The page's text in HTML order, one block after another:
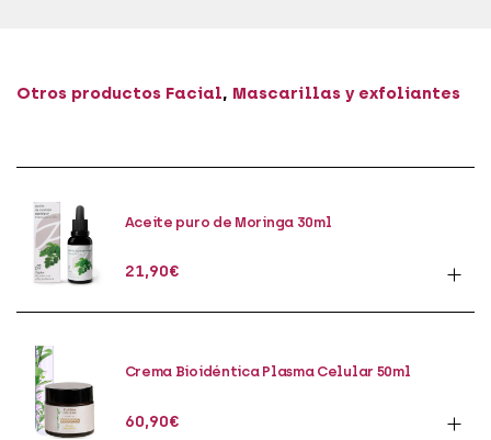
Otros productos Facial, Mascarillas y exfoliantes
Aceite puro de Moringa 30ml
21,90€
Crema Bioidéntica Plasma Celular 50ml
60,90€